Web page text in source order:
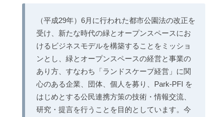
（平成29年）6月に行われた都市公園法の改正を
受け、新たな時代の緑とオープンスペースにお
けるビジネスモデルを構築することをミッショ
ンとし、緑とオープンスペースの経営と事業の
あり方、すなわち「ランドスケープ経営」に関
心のある企業、団体、個人を募り、Park-PFI を
はじめとする公民連携方策の技術・情報交流、
研究・提言を行うことを目的としています。今